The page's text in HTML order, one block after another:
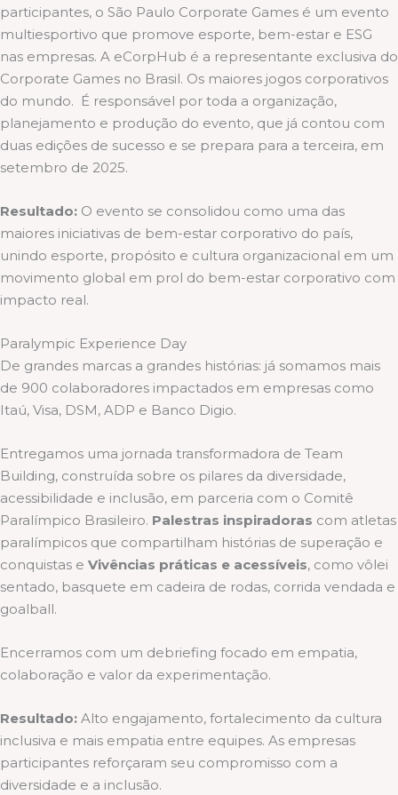
participantes, o São Paulo Corporate Games é um evento
multiesportivo que promove esporte, bem-estar e ESG
nas empresas. A eCorpHub é a representante exclusiva do
Corporate Games no Brasil. Os maiores jogos corporativos
do mundo. É responsável por toda a organização,
planejamento e produção do evento, que já contou com
duas edições de sucesso e se prepara para a terceira, em
setembro de 2025.
Resultado: O evento se consolidou como uma das
maiores iniciativas de bem-estar corporativo do país,
unindo esporte, propósito e cultura organizacional em um
movimento global em prol do bem-estar corporativo com
impacto real.
Paralympic Experience Day
De grandes marcas a grandes histórias: já somamos mais
de 900 colaboradores impactados em empresas como
Itaú, Visa, DSM, ADP e Banco Digio.
Entregamos uma jornada transformadora de Team
Building, construída sobre os pilares da diversidade,
acessibilidade e inclusão, em parceria com o Comitê
Paralímpico Brasileiro. Palestras inspiradoras com atletas
paralímpicos que compartilham histórias de superação e
conquistas e Vivências práticas e acessíveis, como vôlei
sentado, basquete em cadeira de rodas, corrida vendada e
goalball.
Encerramos com um debriefing focado em empatia,
colaboração e valor da experimentação.
Resultado: Alto engajamento, fortalecimento da cultura
inclusiva e mais empatia entre equipes. As empresas
participantes reforçaram seu compromisso com a
diversidade e a inclusão.